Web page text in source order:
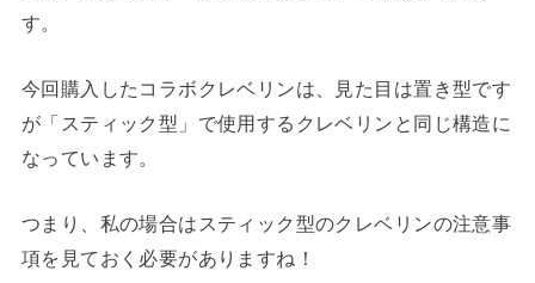
す。
今回購入したコラボクレベリンは、見た目は置き型です
が「スティック型」で使用するクレベリンと同じ構造に
なっています。
つまり、私の場合はスティック型のクレベリンの注意事
項を見ておく必要がありますね！